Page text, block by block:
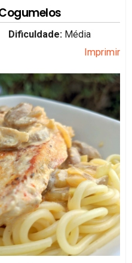
Dificuldade: Média
Imprimir